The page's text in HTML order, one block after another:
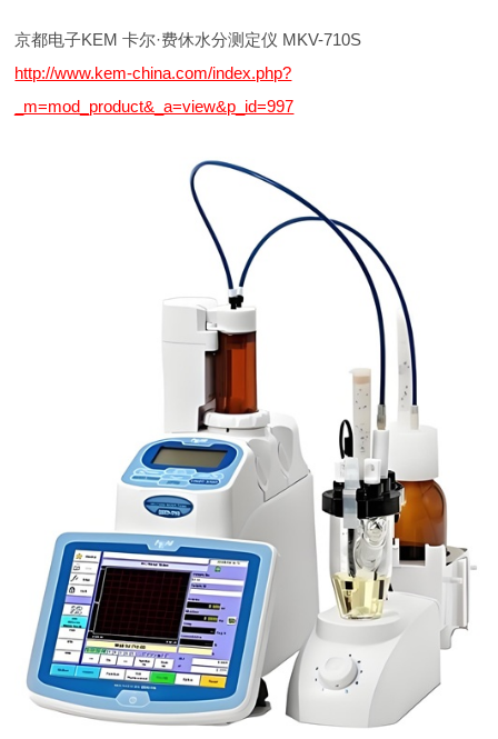
京都电子KEM 卡尔·费休水分测定仪 MKV-710S
http://www.kem-china.com/index.php?
_m=mod_product&_a=view&p_id=997